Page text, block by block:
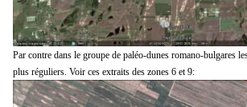
Par contre dans le groupe de paléo-dunes romano-bulgares
plus réguliers. Voir ces extraits des zones 6 et 9: